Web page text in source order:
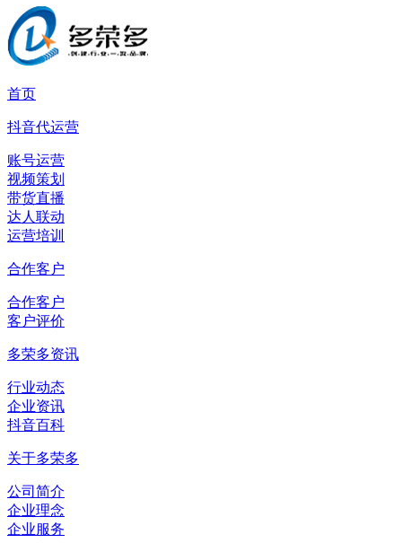
首页
抖音代运营
账号运营
视频策划
带货直播
达人联动
运营培训
合作客户
合作客户
客户评价
多荣多资讯
行业动态
企业资讯
抖音百科
关于多荣多
公司简介
企业理念
企业服务